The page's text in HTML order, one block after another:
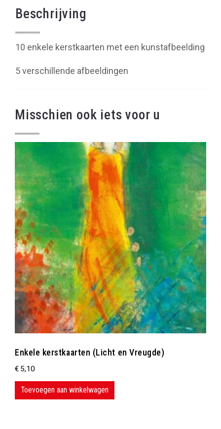
Beschrijving
10 enkele kerstkaarten met een kunstafbeelding
5 verschillende afbeeldingen
Misschien ook iets voor u
Enkele kerstkaarten (Licht en Vreugde)
€ 5,10
Toevoegen aan winkelwagen